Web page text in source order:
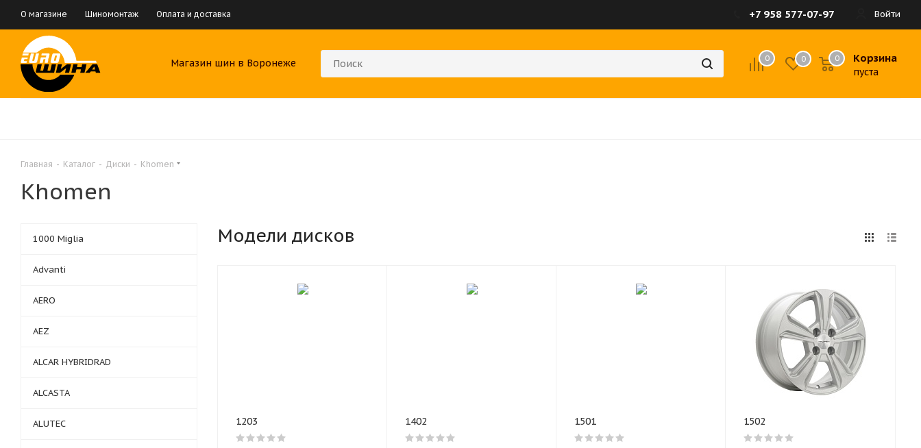
О магазине Шиномонтаж Оплата и доставка Войти
+7 958 577-07-97
Магазин шин в Воронеже 0 0 Корзина
пуста
0
Главная - Каталог - Диски - Khomen
Khomen
Модели дисков
1203 1402 1501 1502
1000 Miglia
Advanti
AERO
AEZ
ALCAR HYBRIDRAD
ALCASTA
ALUTEC